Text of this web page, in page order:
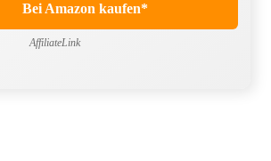
Bei Amazon kaufen*
AffiliateLink